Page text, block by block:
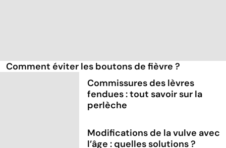
Comment éviter les boutons de fièvre ?
Commissures des lèvres
fendues : tout savoir sur la
perlèche
Modifications de la vulve avec
l’âge : quelles solutions ?